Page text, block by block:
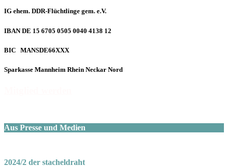
IG ehem. DDR-Flüchtlinge gem. e.V.
IBAN DE 15 6705 0505 0040 4138 12
BIC MANSDE66XXX
Sparkasse Mannheim Rhein Neckar Nord
Aus Presse und Medien
2024/2 der stacheldraht